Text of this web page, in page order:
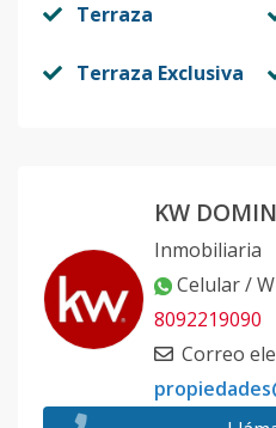
Terraza
Terraza Exclusiva
KW
Inmobiliaria
Celular /
8092219090
Correo